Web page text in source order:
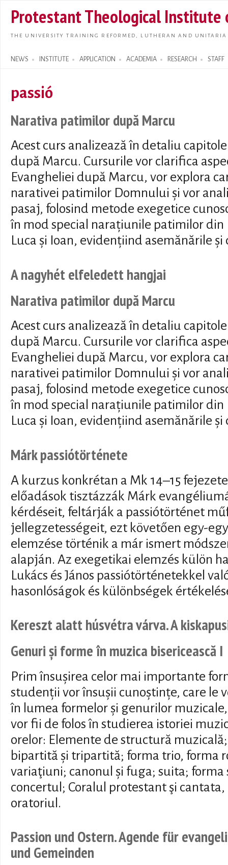
main
Protestant Theological Institute
THE UNIVERSITY TRAINING REFORMED, LUTHERAN AND
NEWS INSTITUTE APPLICATION ACADEMIA RESEARCH STAFF
Search form
passió
Narativa patimilor după Marcu
Acest curs analizează în detaliu
după Marcu. Cursurile vor clarifica
Evangheliei după Marcu, vor explora
narativei patimilor Domnului și vor
pasaj, folosind metode exegetice
în mod special narațiunile patimilor
Luca și Ioan, evidențiind asemănările
A nagyhét elfeledett hangjai
Narativa patimilor după Marcu
Acest curs analizează în detaliu
după Marcu. Cursurile vor clarifica
Evangheliei după Marcu, vor explora
narativei patimilor Domnului și vor
pasaj, folosind metode exegetice
în mod special narațiunile patimilor
Luca și Ioan, evidențiind asemănările
Márk passiótörténete
A kurzus konkrétan a Mk 14–15
előadások tisztázzák Márk
kérdéseit, feltárják a passiótörténet
jellegzetességeit, ezt követően egy-
elemzése történik a már ismert
alapján. Az exegetikai elemzés külön
Lukács és János passiótörténetekkel
hasonlóságok és különbségek
Kereszt alatt húsvétra várva. A
Genuri și forme în muzica bisericească I
Prim însușirea celor mai importante
studenții vor însușii cunoștințe, care le
în lumea formelor și genurilor
vor fii de folos în studierea istoriei
orelor: Elemente de structură
bipartită și tripartită; forma trio, forma
variaţiuni; canonul și fuga; suita; forma
concertul; Coralul protestant şi
oratoriul.
Passion und Ostern. Agende für
und Gemeinden